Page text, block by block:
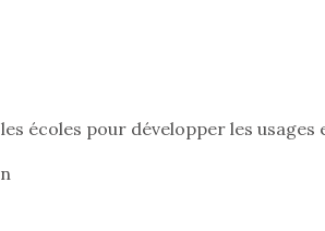
écoles pour développer les